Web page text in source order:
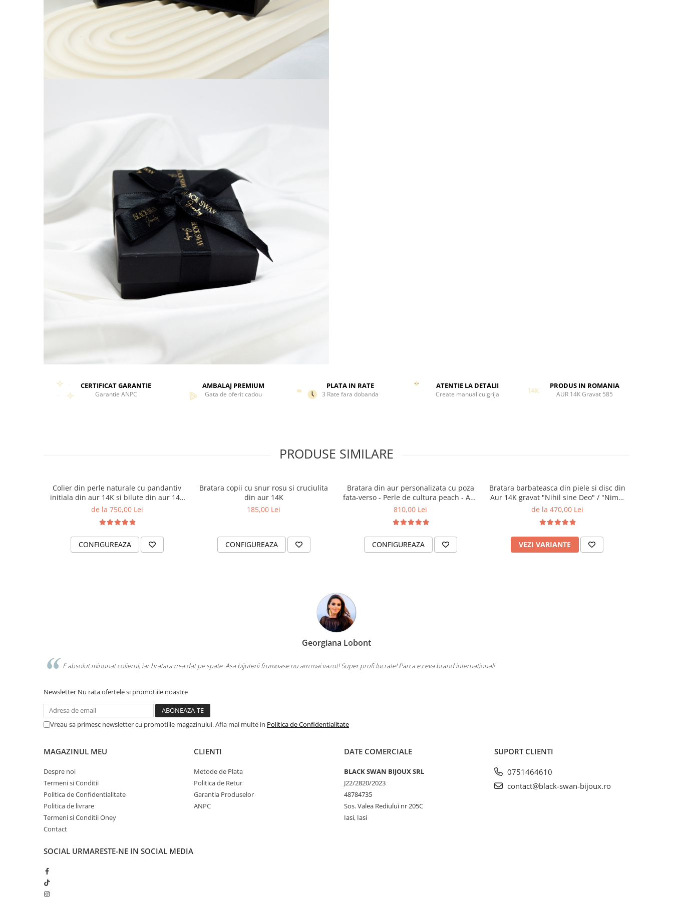
CERTIFICAT GARANTIE
Garantie ANPC
AMBALAJ PREMIUM
Gata de oferit cadou
PLATA IN RATE
3 Rate fara dobanda
ATENTIE LA DETALII
Create manual cu grija
PRODUS IN ROMANIA
AUR 14K Gravat 585
PRODUSE SIMILARE
Colier din perle naturale cu pandantiv
initiala din aur 14K si bilute din aur 14K
de 2.5mm
de la 750,00 Lei
CONFIGUREAZA
Bratara copii cu snur rosu si cruciulita
din aur 14K
185,00 Lei
CONFIGUREAZA
Bratara din aur personalizata cu poza
fata-verso - Perle de cultura peach - Aur
14K
810,00 Lei
CONFIGUREAZA
Bratara barbateasca din piele si disc din
Aur 14K gravat "Nihil sine Deo" / "Nimic
fara Dumnezeu" Reglabila
de la 470,00 Lei
VEZI VARIANTE
Georgiana Lobont
E absolut minunat colierul, iar bratara m-a dat pe spate. Asa bijuterii frumoase nu am mai vazut! Super profi lucrate! Parca e ceva brand international!
Newsletter Nu rata ofertele si promotiile noastre
Vreau sa primesc newsletter cu promotiile magazinului. Afla mai multe in Politica de Confidentialitate
MAGAZINUL MEU
Despre noi
Termeni si Conditii
Politica de Confidentialitate
Politica de livrare
Termeni si Conditii Oney
Contact
CLIENTI
Metode de Plata
Politica de Retur
Garantia Produselor
ANPC
DATE COMERCIALE
BLACK SWAN BIJOUX SRL
J22/2820/2023
48784735
Sos. Valea Rediului nr 205C
Iasi, Iasi
SUPORT CLIENTI
0751464610
contact@black-swan-bijoux.ro
SOCIAL URMARESTE-NE IN SOCIAL MEDIA